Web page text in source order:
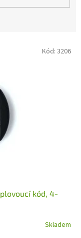
kód, 4-
Skladem
Kód: 3206